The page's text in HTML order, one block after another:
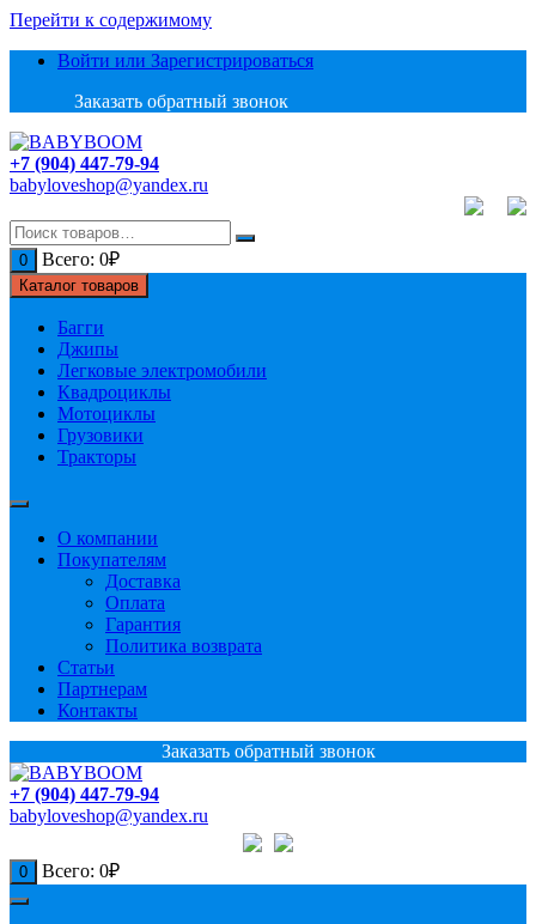
Перейти к содержимому
Войти или Зарегистрироваться
Заказать обратный звонок
+7 (904) 447-79-94
babyloveshop@yandex.ru
0 Всего: 0₽
Каталог товаров
Багги
Джипы
Легковые электромобили
Квадроциклы
Мотоциклы
Грузовики
Тракторы
О компании
Покупателям
Доставка
Оплата
Гарантия
Политика возврата
Статьи
Партнерам
Контакты
Заказать обратный звонок
+7 (904) 447-79-94
babyloveshop@yandex.ru
0 Всего: 0₽